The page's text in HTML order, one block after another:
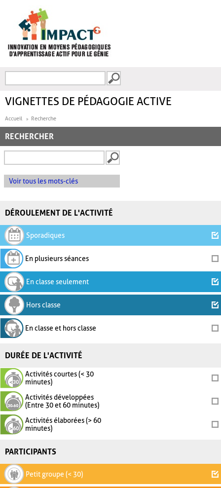
FORMULAIRE DE
VIGNETTES DE PÉDAGOGIE ACTIVE
Accueil Recherche
RECHERCHER
Voir tous les mots-clés
DÉROULEMENT DE L'ACTIVITÉ
Sporadiques
En plusieurs séances
En classe seulement
Hors classe
En classe et hors classe
DURÉE DE L'ACTIVITÉ
Activités courtes (< 30
minutes)
Activités développées
(Entre 30 et 60 minutes)
Activités élaborées (> 60
minutes)
PARTICIPANTS
Petit groupe (< 30)